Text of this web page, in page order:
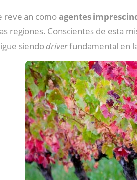
revelan comoagentes
regiones. Conscientes de esta
siendo driverfundamental en